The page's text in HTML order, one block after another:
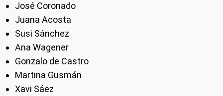
José Coronado
Juana Acosta
Susi Sánchez
Ana Wagener
Gonzalo de Castro
Martina Gusmán
Xavi Sáez